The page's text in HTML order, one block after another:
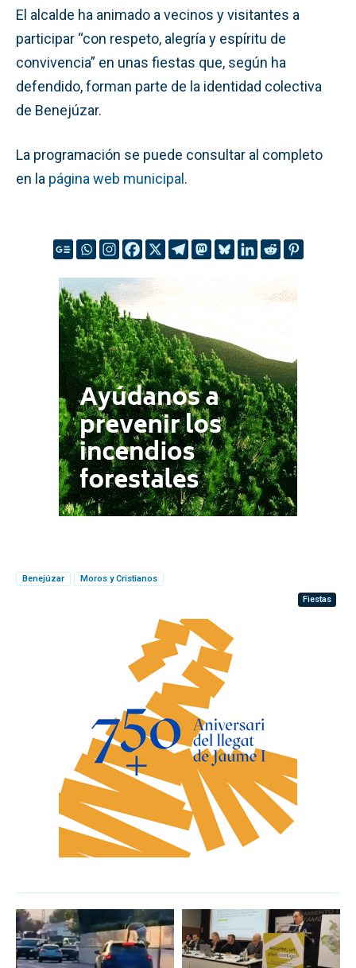
El alcalde ha animado a vecinos y visitantes a
participar “con respeto, alegría y espíritu de
convivencia” en unas fiestas que, según ha
defendido, forman parte de la identidad colectiva
de Benejúzar.
La programación se puede consultar al completo
en la página web municipal.
Benejúzar
Moros y Cristianos
Fiestas